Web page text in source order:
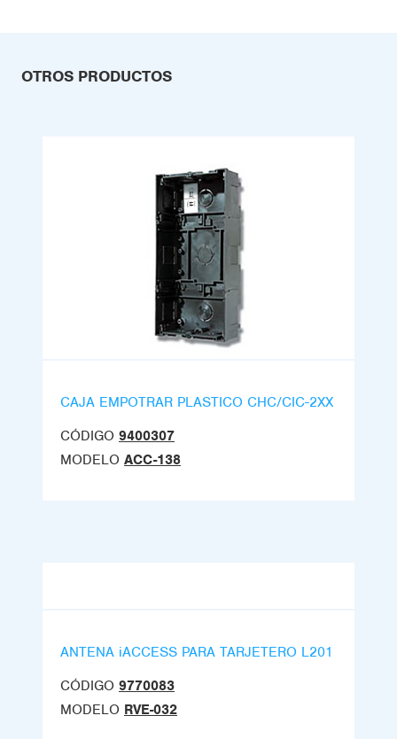
OTROS PRODUCTOS
CAJA EMPOTRAR PLASTICO CHC/CIC-2XX
CÓDIGO 9400307
MODELO ACC-138
ANTENA iACCESS PARA TARJETERO L201
CÓDIGO 9770083
MODELO RVE-032